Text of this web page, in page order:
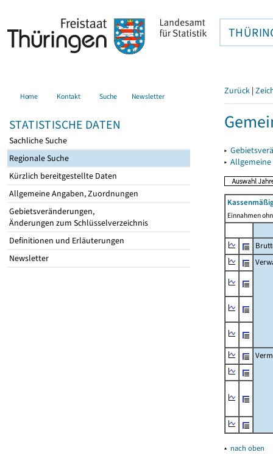
Home Kontakt Suche Newsletter
STATISTISCHE DATEN
Sachliche Suche
Regionale Suche
Kürzlich bereitgestellte Daten
Allgemeine Angaben, Zuordnungen
Gebietsveränderungen,
Änderungen zum Schlüsselverzeichnis
Definitionen und Erläuterungen
Newsletter
Zurück |
▸
▸
Einnahmen
▴ nach oben